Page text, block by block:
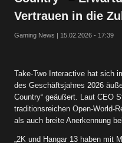
Vertrauen in die
Gaming News | 15.02.2026 - 17:39
Take-Two Interactive hat sich
des Geschäftsjahres 2026
Country“ geäußert. Laut CEO
traditionsreichen Open-World-
als auch breite Anerkennung
„2K und Hangar 13 haben mit